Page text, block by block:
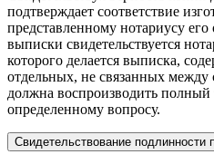
подтверждает соответствие
представленному нотариусу
выписки свидетельствуется
которого делается выписка,
отдельных, не связанных
должна воспроизводить полный
определенному вопросу.
Свидетельствование подлинности